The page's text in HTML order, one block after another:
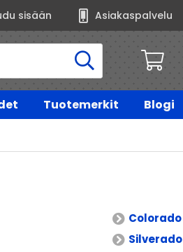
sisään Asiakaspalvelu
Tuotemerkit
Blogi
Colorado
Silverado